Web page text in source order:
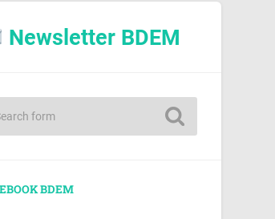
Newsletter BDEM
BDEM